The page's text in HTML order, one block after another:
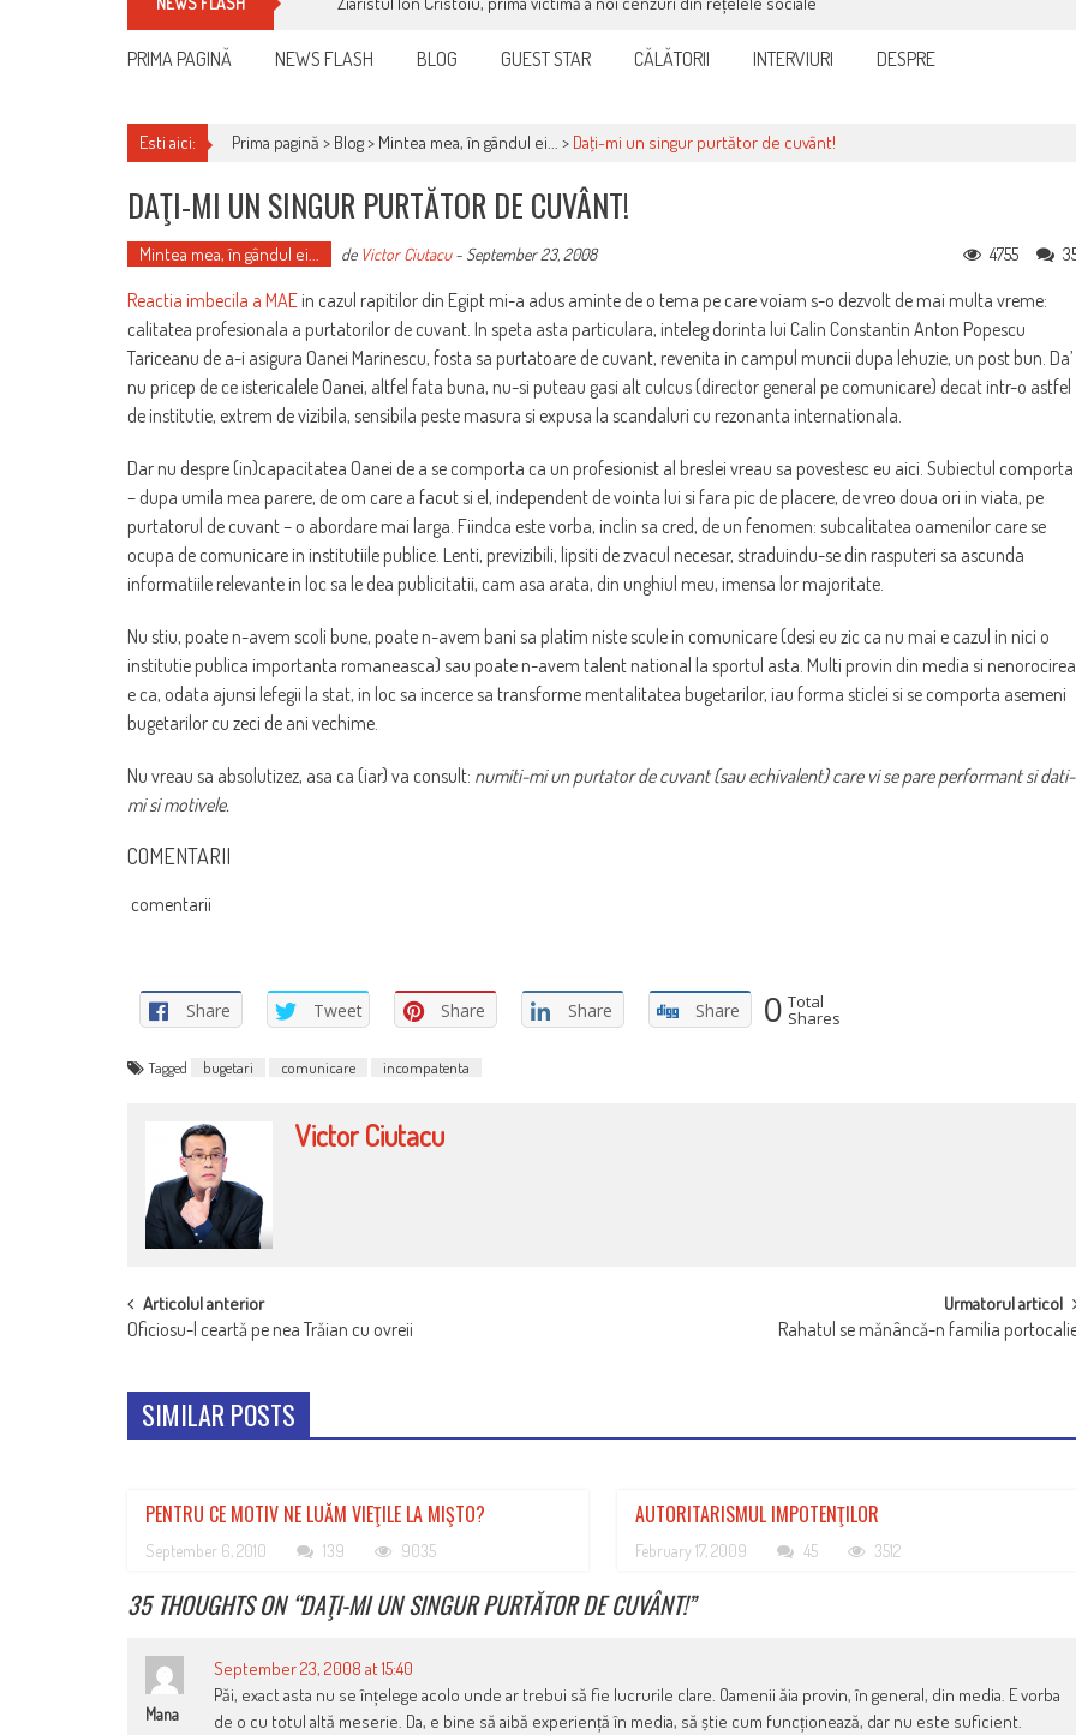
PRIMA PAGINĂ NEWS FLASH BLOG GUEST STAR CĂLĂTORII INTERVIURI DESPRE
Esti aici: Prima pagină > Blog> Mintea mea, în gândul ei... > Daţi-mi un singur purtător de cuvânt!
DAŢI-MI UN SINGUR PURTĂTOR DE CUVÂNT!
Mintea mea, în gândul ei... de Victor Ciutacu- September 23, 2008 4755
Reactia imbecila a MAE in cazul rapitilor din Egipt mi-a adus aminte de o tema pe care voiam s-o dezvolt de mai multa vreme:
calitatea profesionala a purtatorilor de cuvant. In speta asta particulara, inteleg dorinta lui Calin Constantin Anton Popescu
Tariceanu de a-i asigura Oanei Marinescu, fosta sa purtatoare de cuvant, revenita in campul muncii dupa lehuzie, un post bun. Da’
nu pricep de ce istericalele Oanei, altfel fata buna, nu-si puteau gasi alt culcus (director general pe comunicare) decat intr-o astfel
de institutie, extrem de vizibila, sensibila peste masura si expusa la scandaluri cu rezonanta internationala.
Dar nu despre (in)capacitatea Oanei de a se comporta ca un profesionist al breslei vreau sa povestesc eu aici. Subiectul comporta
– dupa umila mea parere, de om care a facut si el, independent de vointa lui si fara pic de placere, de vreo doua ori in viata, pe
purtatorul de cuvant – o abordare mai larga. Fiindca este vorba, inclin sa cred, de un fenomen: subcalitatea oamenilor care se
ocupa de comunicare in institutiile publice. Lenti, previzibili, lipsiti de zvacul necesar, straduindu-se din rasputeri sa ascunda
informatiile relevante in loc sa le dea publicitatii, cam asa arata, din unghiul meu, imensa lor majoritate.
Nu stiu, poate n-avem scoli bune, poate n-avem bani sa platim niste scule in comunicare (desi eu zic ca nu mai e cazul in nici o
institutie publica importanta romaneasca) sau poate n-avem talent national la sportul asta. Multi provin din media si nenorocirea
e ca, odata ajunsi lefegii la stat, in loc sa incerce sa transforme mentalitatea bugetarilor, iau forma sticlei si se comporta asemeni
bugetarilor cu zeci de ani vechime.
Nu vreau sa absolutizez, asa ca (iar) va consult: numiti-mi un purtator de cuvant (sau echivalent) care vi se pare performant si dati-
mi si motivele.
COMENTARII
comentarii
Share Tweet Share Share Share 0 Total
Shares
Tagged bugetari comunicare incompatenta
Victor Ciutacu
POST
NAVIGATION
Articolul anterior
Oficiosu-l ceartă pe nea Trăian cu ovreii
Urmatorul articol
Rahatul se mănâncă-n familia
SIMILAR POSTS
PENTRU CE MOTIV NE LUĂM VIEŢILE LA MIŞTO?
September 6, 2010 139 9035
AUTORITARISMUL IMPOTENŢILOR
February 17, 2009 45 3512
35 THOUGHTS ON “DAŢI-MI UN SINGUR PURTĂTOR DE CUVÂNT!”
Mana
September 23, 2008 at 15:40
Păi, exact asta nu se înțelege acolo unde ar trebui să fie lucrurile clare. Oamenii ăia provin, în general, din media. E vorba
de o cu totul altă meserie. Da, e bine să aibă experiență în media, să știe cum funcționează, dar nu este suficient.